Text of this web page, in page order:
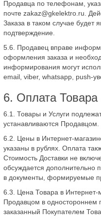
Продавца по телефонам,
почте zakaz@gkelektro.ru.
Заказа в таком случае будет
подтверждение.
5.6. Продавец вправе
оформления заказа и
информирования могут
email, viber, whatsapp, push-
6. Оплата Товара
6.1. Товары и Услуги
устанавливаются Продавцом.
6.2. Цены в Интернет-
указаны в рублях. Оплата
Стоимость Доставки не
обсуждается дополнительно
в документы, формируемые
6.3. Цена Товара в
Продавцом в одностороннем
заказанный Покупателем